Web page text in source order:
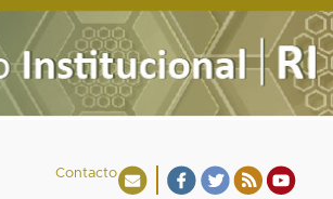
Contacto